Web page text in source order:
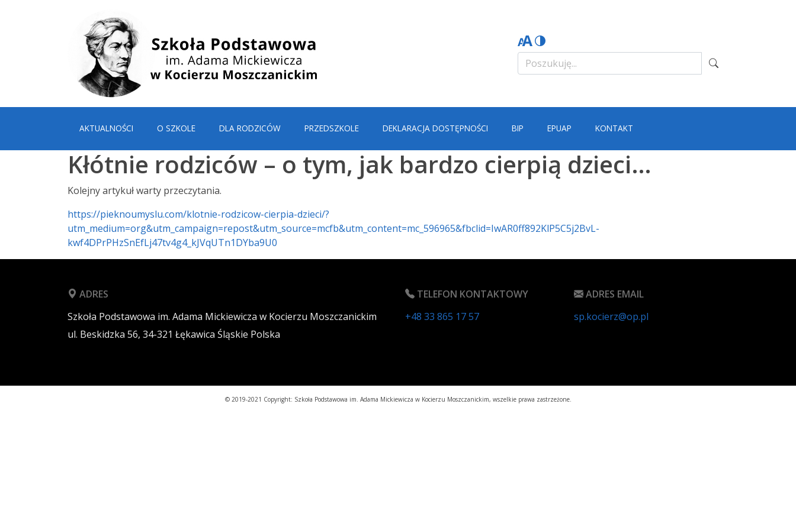
AKTUALNOŚCI O SZKOLE DLA RODZICÓW PRZEDSZKOLE DEKLARACJA DOSTĘPNOŚCI BIP EPUAP KONTAKT
Kłótnie rodziców – o tym, jak bardzo cierpią dzieci…
Kolejny artykuł warty przeczytania.
https://pieknoumyslu.com/klotnie-rodzicow-cierpia-dzieci/?
utm_medium=org&utm_campaign=repost&utm_source=mcfb&utm_content=mc_596965&fbclid=IwAR0ff892KlP5C5j2BvL-
kwf4DPrPHzSnEfLj47tv4g4_kJVqUTn1DYba9U0
ADRES
Szkoła Podstawowa im. Adama Mickiewicza w Kocierzu Moszczanickim
ul. Beskidzka 56, 34-321 Łękawica Śląskie Polska
TELEFON KONTAKTOWY
+48 33 865 17 57
ADRES EMAIL
sp.kocierz@op.pl
© 2019-2021 Copyright: Szkoła Podstawowa im. Adama Mickiewicza w Kocierzu Moszczanickim, wszelkie prawa zastrzeżone.